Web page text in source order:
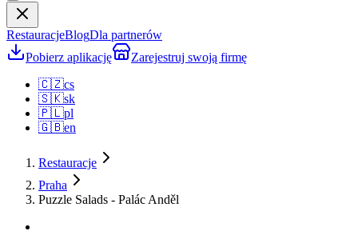
RestauracjeBlogDla partnerów
Pobierz aplikację
Zarejestruj swoją firmę
🇨🇿cs
🇸🇰sk
🇵🇱pl
🇬🇧en
Restauracje
Praha
Puzzle Salads - Palác Anděl